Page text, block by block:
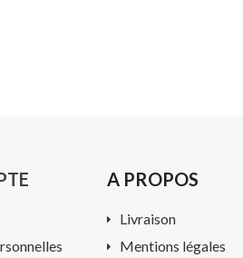
A PROPOS
Livraison
Mentions légales